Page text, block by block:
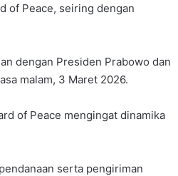
of Peace, seiring dengan
dengan Presiden Prabowo dan
malam, 3 Maret 2026.
of Peace mengingat dinamika
serta pengiriman